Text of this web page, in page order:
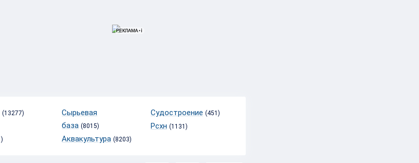
(13277)
Сырьевая
база (8015)
Аквакультура (8203)
Судостроение (451)
Рсхн (1131)